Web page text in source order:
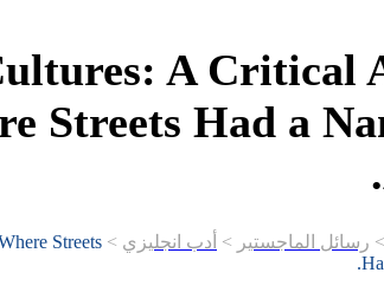
A Critical
Streets Had a
> رسائل الماجستير > أدب انجليزي >
Streets